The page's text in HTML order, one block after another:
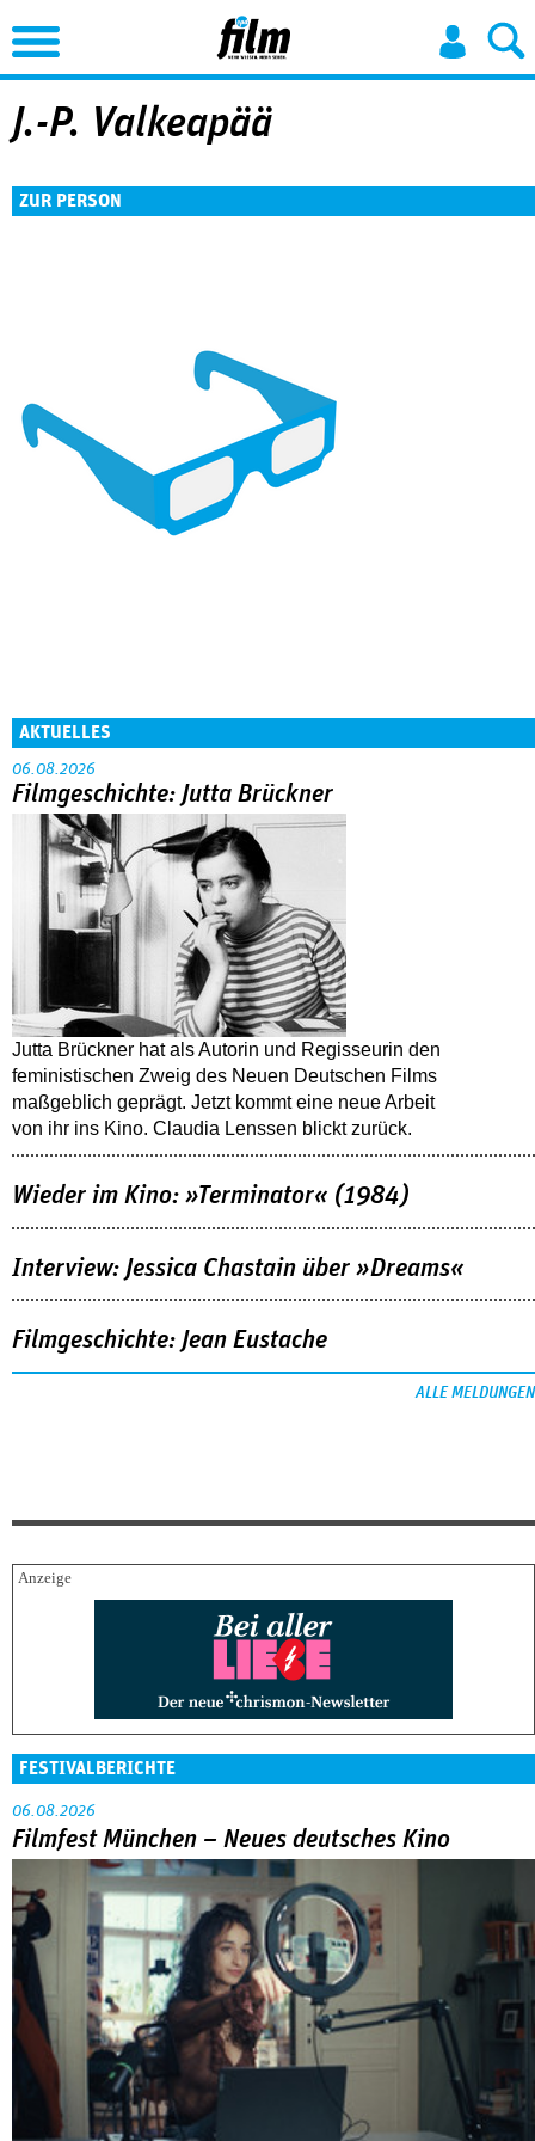
Jump to Navigation
J.-P. Valkeapää
ZUR PERSON
AKTUELLES
06.08.2026
Filmgeschichte: Jutta Brückner
Jutta Brückner hat als Autorin und Regisseurin den
feministischen Zweig des Neuen Deutschen Films
maßgeblich geprägt. Jetzt kommt eine neue Arbeit
von ihr ins Kino. Claudia Lenssen blickt zurück.
Wieder im Kino: »Terminator« (1984)
Interview: Jessica Chastain über »Dreams«
Filmgeschichte: Jean Eustache
ALLE MELDUNGEN
FESTIVALBERICHTE
06.08.2026
Filmfest München – Neues deutsches Kino